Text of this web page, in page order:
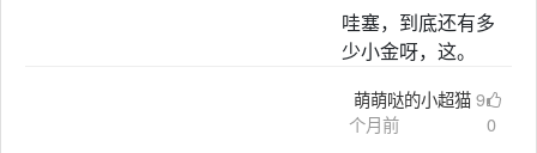
哇塞，到底还有多
少小金呀，这。
萌萌哒的小超猫9
个月前
0